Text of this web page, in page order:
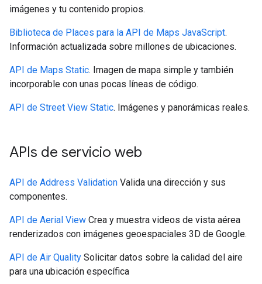
imágenes y tu contenido propios.
Biblioteca de Places para la API de Maps JavaScript.
Información actualizada sobre millones de ubicaciones.
API de Maps Static. Imagen de mapa simple y también
incorporable con unas pocas líneas de código.
API de Street View Static. Imágenes y panorámicas reales.
APIs de servicio web
API de Address Validation Valida una dirección y sus
componentes.
API de Aerial View Crea y muestra videos de vista aérea
renderizados con imágenes geoespaciales 3D de Google.
API de Air Quality Solicitar datos sobre la calidad del aire
para una ubicación específica